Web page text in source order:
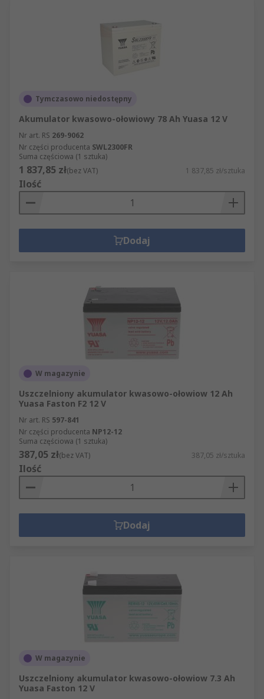
Tymczasowo niedostępny
Akumulator kwasowo-ołowiowy 78 Ah Yuasa 12 V
Nr art. RS 269-9062
Nr części producenta SWL2300FR
Suma częściowa (1 sztuka)
1 837,85 zł(bez VAT) 1 837,85 zł/sztuka
Ilość
Dodaj
W magazynie
Uszczelniony akumulator kwasowo-ołowiow 12 Ah
Yuasa Faston F2 12 V
Nr art. RS 597-841
Nr części producenta NP12-12
Suma częściowa (1 sztuka)
387,05 zł(bez VAT) 387,05 zł/sztuka
Ilość
Dodaj
W magazynie
Uszczelniony akumulator kwasowo-ołowiow 7.3 Ah
Yuasa Faston 12 V